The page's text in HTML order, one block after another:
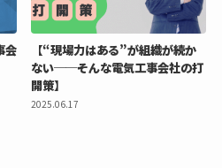
会
【“現場力はある”が組織が続か
ない──そんな電気工事会社の打
開策】
2025.06.17